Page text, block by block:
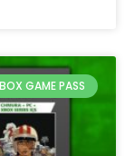
GAME PASS